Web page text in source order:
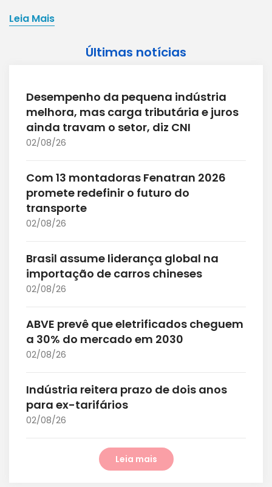
Leia Mais
Últimas notícias
Desempenho da pequena indústria
melhora, mas carga tributária e juros
ainda travam o setor, diz CNI
02/08/26
Com 13 montadoras Fenatran 2026
promete redefinir o futuro do
transporte
02/08/26
Brasil assume liderança global na
importação de carros chineses
02/08/26
ABVE prevê que eletrificados cheguem
a 30% do mercado em 2030
02/08/26
Indústria reitera prazo de dois anos
para ex-tarifários
02/08/26
Leia mais